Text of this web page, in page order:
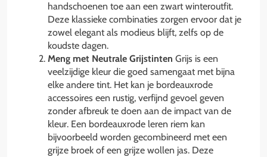
handschoenen toe aan een zwart winteroutfit.
Deze klassieke combinaties zorgen ervoor dat je
zowel elegant als modieus blijft, zelfs op de
koudste dagen.
Meng met Neutrale Grijstinten Grijs is een
veelzijdige kleur die goed samengaat met bijna
elke andere tint. Het kan je bordeauxrode
accessoires een rustig, verfijnd gevoel geven
zonder afbreuk te doen aan de impact van de
kleur. Een bordeauxrode leren riem kan
bijvoorbeeld worden gecombineerd met een
grijze broek of een grijze wollen jas. Deze